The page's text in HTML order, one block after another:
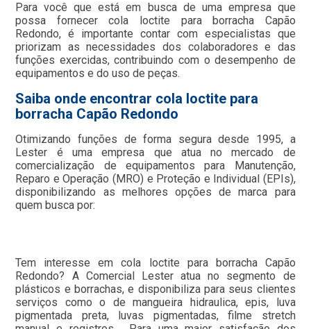
Para você que está em busca de uma empresa que
possa fornecer cola loctite para borracha Capão
Redondo, é importante contar com especialistas que
priorizam as necessidades dos colaboradores e das
funções exercidas, contribuindo com o desempenho de
equipamentos e do uso de peças.
Saiba onde encontrar cola loctite para
borracha Capão Redondo
Otimizando funções de forma segura desde 1995, a
Lester é uma empresa que atua no mercado de
comercialização de equipamentos para Manutenção,
Reparo e Operação (MRO) e Proteção e Individual (EPIs),
disponibilizando as melhores opções de marca para
quem busca por:
Tem interesse em cola loctite para borracha Capão
Redondo? A Comercial Lester atua no segmento de
plásticos e borrachas, e disponibiliza para seus clientes
serviços como o de mangueira hidraulica, epis, luva
pigmentada preta, luvas pigmentadas, filme stretch